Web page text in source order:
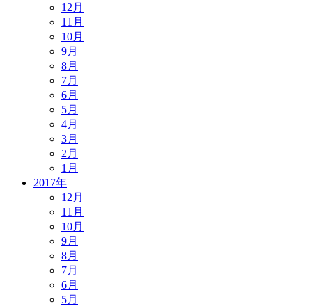
12月
11月
10月
9月
8月
7月
6月
5月
4月
3月
2月
1月
2017年
12月
11月
10月
9月
8月
7月
6月
5月